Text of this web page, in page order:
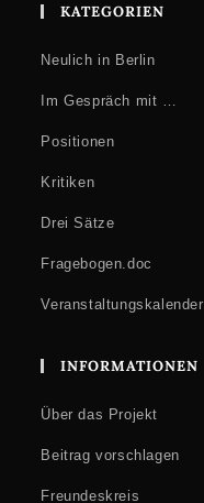
KATEGORIEN
Neulich in Berlin
Im Gespräch mit …
Positionen
Kritiken
Drei Sätze
Fragebogen.doc
Veranstaltungskalender
INFORMATIONEN
Über das Projekt
Beitrag vorschlagen
Freundeskreis